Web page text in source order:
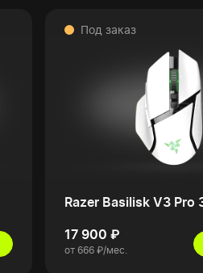
Под заказ
Razer Basilisk V3 Pro
17 900 ₽
от 666 ₽/мес.